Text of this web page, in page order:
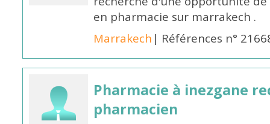
en pharmacie sur marrakech .
Marrakech | Références n°
Pharmacie à inezgane
pharmacien